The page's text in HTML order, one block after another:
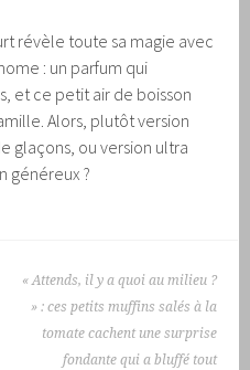
révèle toute sa magie avec
: un parfum qui
et ce petit air de boisson
Alors, plutôt version
glaçons, ou version ultra
généreux ?
« Attends, il y a quoi au milieu ?
» : ces petits muffins salés à la
tomate cachent une surprise
fondante qui a bluffé tout